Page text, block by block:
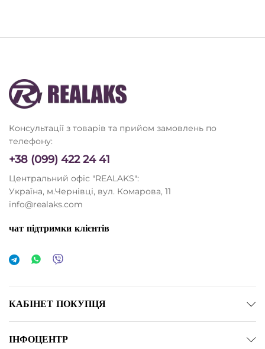
Консультації з товарів та прийом замовлень по
телефону:
+38 (099) 422 24 41
Центральний офіс "REALAKS":
Україна, м.Чернівці, вул. Комарова, 11
info@realaks.com
чат підтримки клієнтів
КАБІНЕТ ПОКУПЦЯ
ІНФОЦЕНТР